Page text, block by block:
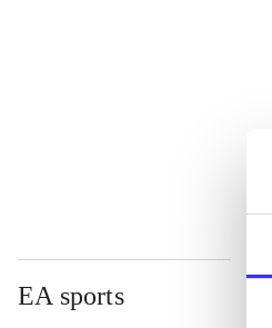
EA sports